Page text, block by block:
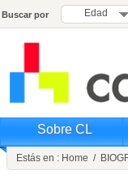
Buscar por Edad
Sobre CL
Estás en : Home /